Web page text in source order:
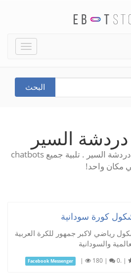
Toggle
البحث
السير
اكتشاف أفضل الكنيسة دردشة السير . تلبية جميع chatbots
مكان واحد!
كورة سودانية
رياضي لاكبر جمهور للكرة العربية
والسودانية
Facebook Messenger | 180 | 0. |